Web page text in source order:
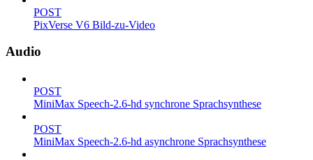
POST
PixVerse V6 Bild-zu-Video
Audio
POST
MiniMax Speech-2.6-hd synchrone Sprachsynthese
POST
MiniMax Speech-2.6-hd asynchrone Sprachsynthese